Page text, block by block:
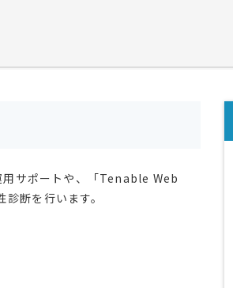
サポートや、「Tenable Web
断を行います。